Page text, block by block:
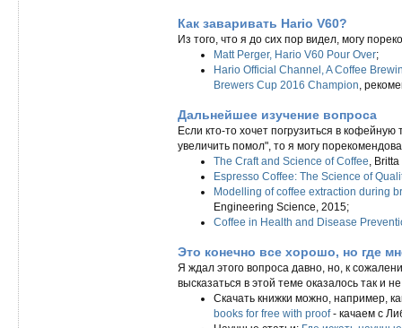
Как заваривать Hario V60?
Из того, что я до сих пор видел, могу
Matt Perger, Hario V60 Pour Over;
Hario Official Channel, A Coffee
Brewers Cup 2016 Champion ,
Дальнейшее изучение вопроса
Если кто-то хочет погрузиться в
увеличить помол", то я могу
The Craft and Science of Coffee ,
Espresso Coffee: The Science of
Modelling of coffee extraction during
Engineering Science, 2015;
Coffee in Health and Disease
Это конечно все хорошо, но где
Я ждал этого вопроса давно, но, к
высказаться в этой теме оказалось так и
Скачать книжки можно, например,
books for free with proof- качаем с